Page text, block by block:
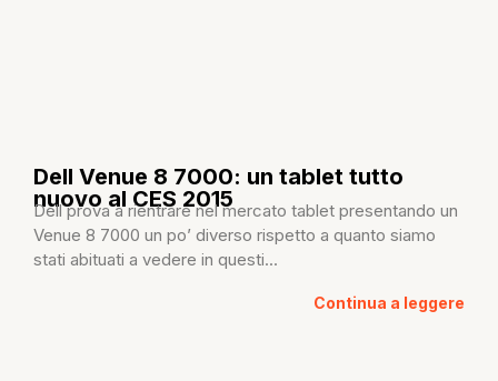
Dell Venue 8 7000: un tablet tutto
nuovo al CES 2015
Dell prova a rientrare nel mercato tablet presentando un
Venue 8 7000 un po’ diverso rispetto a quanto siamo
stati abituati a vedere in questi...
Continua a leggere